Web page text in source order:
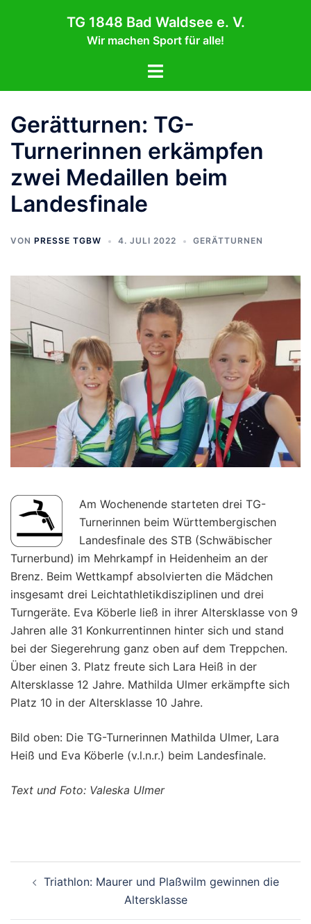
TG 1848 Bad Waldsee e. V.
Wir machen Sport für alle!
Menü
Gerätturnen: TG-
Turnerinnen erkämpfen
zwei Medaillen beim
Landesfinale
VON PRESSE TGBW 4. JULI 2022 GERÄTTURNEN
Am Wochenende starteten drei TG-
Turnerinnen beim Württembergischen
Landesfinale des STB (Schwäbischer
Turnerbund) im Mehrkampf in Heidenheim an der
Brenz. Beim Wettkampf absolvierten die Mädchen
insgesamt drei Leichtathletikdisziplinen und drei
Turngeräte. Eva Köberle ließ in ihrer Altersklasse von 9
Jahren alle 31 Konkurrentinnen hinter sich und stand
bei der Siegerehrung ganz oben auf dem Treppchen.
Über einen 3. Platz freute sich Lara Heiß in der
Altersklasse 12 Jahre. Mathilda Ulmer erkämpfte sich
Platz 10 in der Altersklasse 10 Jahre.
Bild oben: Die TG-Turnerinnen Mathilda Ulmer, Lara
Heiß und Eva Köberle (v.l.n.r.) beim Landesfinale.
Text und Foto: Valeska Ulmer
Triathlon: Maurer und Plaßwilm gewinnen die
Altersklasse